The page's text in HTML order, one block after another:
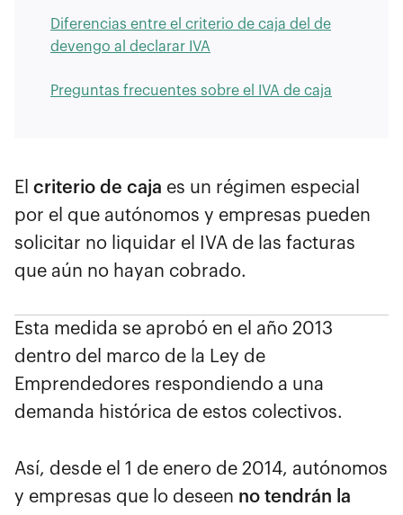
Diferencias entre el criterio de caja del de
devengo al declarar IVA
Preguntas frecuentes sobre el IVA de caja
El criterio de caja es un régimen especial
por el que autónomos y empresas pueden
solicitar no liquidar el IVA de las facturas
que aún no hayan cobrado.
Esta medida se aprobó en el año 2013
dentro del marco de la Ley de
Emprendedores respondiendo a una
demanda histórica de estos colectivos.
Así, desde el 1 de enero de 2014, autónomos
y empresas que lo deseen no tendrán la